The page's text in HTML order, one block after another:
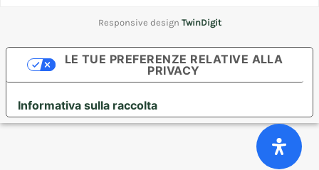
Responsive design TwinDigit
Informativa sulla raccolta
LE TUE PREFERENZE RELATIVE ALLA
PRIVACY